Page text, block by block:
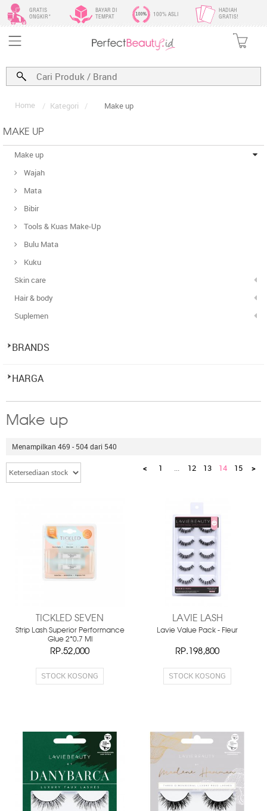
GRATIS
ONGKIR*
BAYAR DI
TEMPAT
100% ASLI
HADIAH
GRATIS!
Home / Kategori / Make up
MAKE UP
Make up
Wajah
Mata
Bibir
Tools & Kuas Make-Up
Bulu Mata
Kuku
Skin care
Hair & body
Suplemen
BRANDS
HARGA
Make up
Menampilkan 469 - 504 dari 540
< 1 ... 12 13 14 15 >
TICKLED SEVEN
Strip Lash Superior Performance
Glue 2*0.7 Ml
RP.52,000
STOCK KOSONG
LAVIE LASH
Lavie Value Pack - Fleur
RP.198,800
STOCK KOSONG